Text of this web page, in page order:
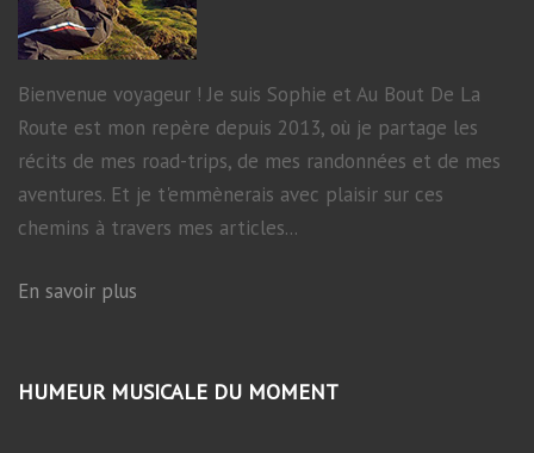
Bienvenue voyageur ! Je suis Sophie et Au Bout De La
Route est mon repère depuis 2013, où je partage les
récits de mes road-trips, de mes randonnées et de mes
aventures. Et je t'emmènerais avec plaisir sur ces
chemins à travers mes articles...
En savoir plus
HUMEUR MUSICALE DU MOMENT